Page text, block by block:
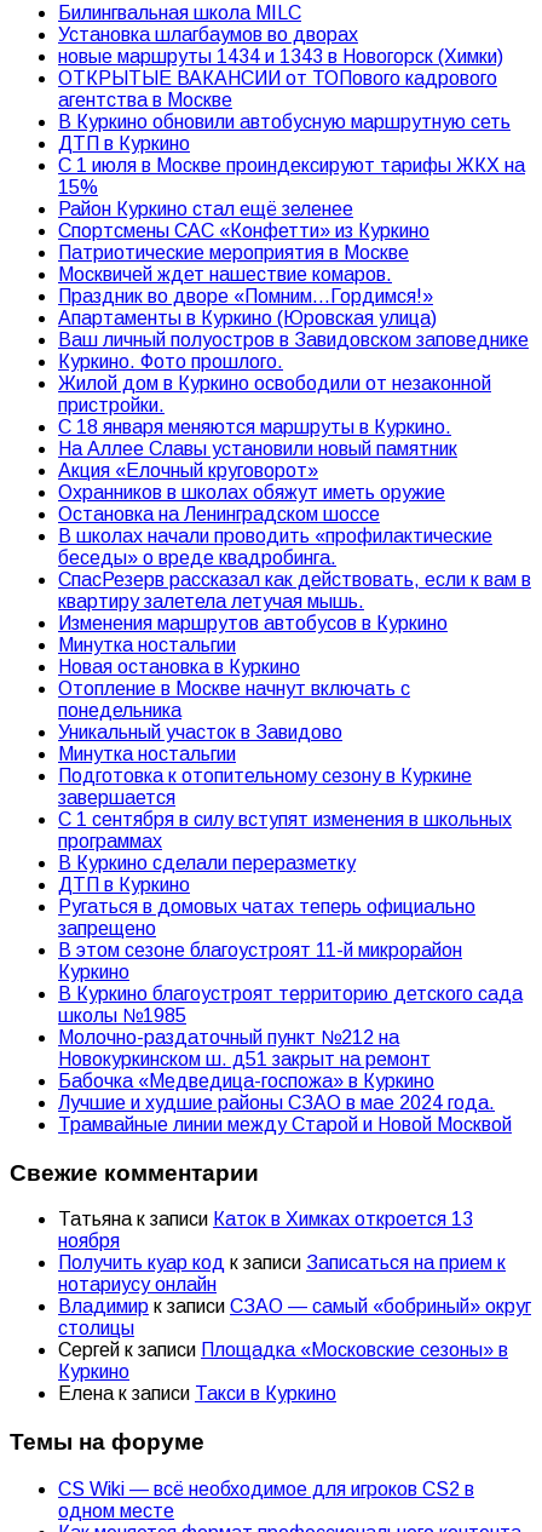
Билингвальная школа MILC
Установка шлагбаумов во дворах
новые маршруты 1434 и 1343 в Новогорск (Химки)
ОТКРЫТЫЕ ВАКАНСИИ от ТОПового кадрового
агентства в Москве
В Куркино обновили автобусную маршрутную сеть
ДТП в Куркино
С 1 июля в Москве проиндексируют тарифы ЖКХ на
15%
Район Куркино стал ещё зеленее
Спортсмены САС «Конфетти» из Куркино
Патриотические мероприятия в Москве
Москвичей ждет нашествие комаров.
Праздник во дворе «Помним…Гордимся!»
Апартаменты в Куркино (Юровская улица)
Ваш личный полуостров в Завидовском заповеднике
Куркино. Фото прошлого.
Жилой дом в Куркино освободили от незаконной
пристройки.
С 18 января меняются маршруты в Куркино.
На Аллее Славы установили новый памятник
Акция «Елочный круговорот»
Охранников в школах обяжут иметь оружие
Остановка на Ленинградском шоссе
В школах начали проводить «профилактические
беседы» о вреде квадробинга.
СпасРезерв рассказал как действовать, если к вам в
квартиру залетела летучая мышь.
Изменения маршрутов автобусов в Куркино
Минутка ностальгии
Новая остановка в Куркино
Отопление в Москве начнут включать с
понедельника
Уникальный участок в Завидово
Минутка ностальгии
Подготовка к отопительному сезону в Куркине
завершается
С 1 сентября в силу вступят изменения в школьных
программах
В Куркино сделали переразметку
ДТП в Куркино
Ругаться в домовых чатах теперь официально
запрещено
В этом сезоне благоустроят 11-й микрорайон
Куркино
В Куркино благоустроят территорию детского сада
школы №1985
Молочно-раздаточный пункт №212 на
Новокуркинском ш. д51 закрыт на ремонт
Бабочка «Медведица-госпожа» в Куркино
Лучшие и худшие районы СЗАО в мае 2024 года.
Трамвайные линии между Старой и Новой Москвой
Свежие комментарии
Татьяна к записи Каток в Химках откроется 13
ноября
Получить куар код к записи Записаться на прием к
нотариусу онлайн
Владимир к записи СЗАО — самый «бобриный» округ
столицы
Сергей к записи Площадка «Московские сезоны» в
Куркино
Елена к записи Такси в Куркино
Темы на форуме
CS Wiki — всё необходимое для игроков CS2 в
одном месте